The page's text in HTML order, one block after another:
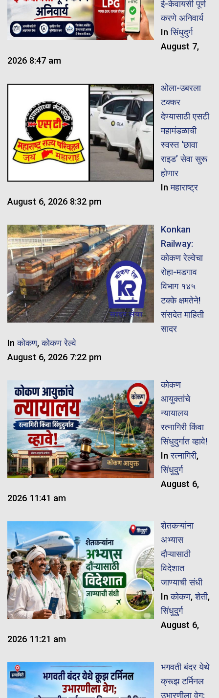
ई-केवायसी पूर्ण
करणे अनिवार्य
Inसिंधुदुर्ग
August 7,
2026 8:47 am
ओला-उबरला
टक्कर
देण्यासाठी एसटी
महामंडळाची
स्वस्त ‘छावा
राइड’ सेवा सुरू
होणार
Inमहाराष्ट्र
August 6, 2026 8:32 pm
Konkan
Railway:
कोकण रेल्वेचा
रोहा-मडगाव
विभाग १४५
टक्के क्षमतेने!
संसदेत माहिती
सादर
Inकोकण,कोकण रेल्वे
August 6, 2026 7:22 pm
कोकण
आयुक्तांचे
न्यायालय
रत्नागिरी किंवा
सिंधुदुर्गात व्हावे!
Inरत्नागिरी,
सिंधुदुर्ग
August 6,
2026 11:41 am
शेतकऱ्यांना
अभ्यास
दौऱ्यासाठी
विदेशात
जाण्याची संधी
Inकोकण,शेती,
सिंधुदुर्ग
August 6,
2026 11:21 am
भगवती बंदर येथे
क्रूझ टर्मिनल
उभारणीला वेग;